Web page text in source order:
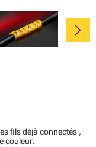
chevron_right
fils déjà connectés ,
couleur.